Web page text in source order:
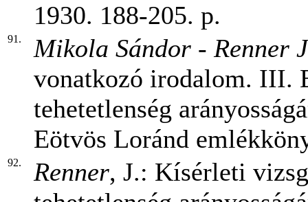
1930. 188-205. p.
91.
Mikola Sándor - Renner
vonatkozó irodalom. III.
tehetetlenség
Eötvös Loránd
92. Renner, J.: Kísérleti